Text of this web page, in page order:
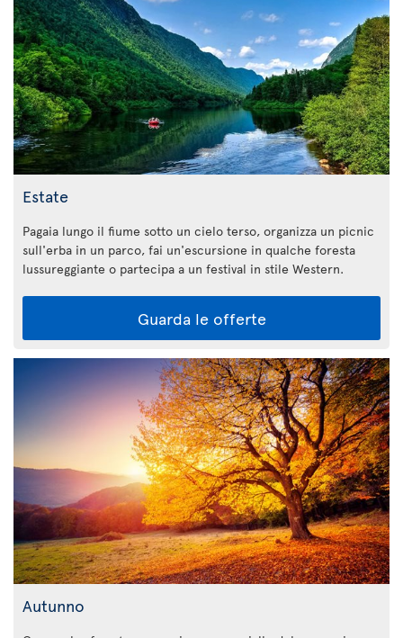
Estate
Pagaia lungo il fiume sotto un cielo terso, organizza un picnic
sull'erba in un parco, fai un'escursione in qualche foresta
lussureggiante o partecipa a un festival in stile Western.
Guarda le offerte
Autunno